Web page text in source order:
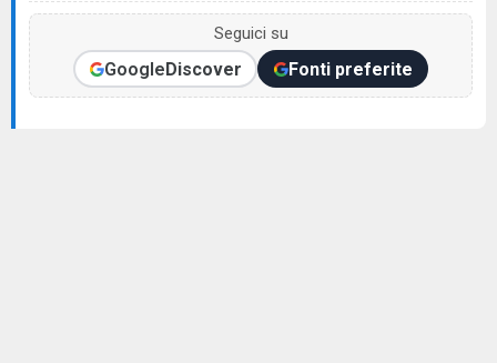
Seguici su
GoogleDiscover Fonti preferite